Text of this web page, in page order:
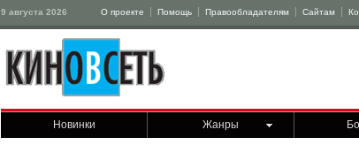
9 августа 2026 О проекте Помощь Правообладателям Сайтам
Новинки Жанры